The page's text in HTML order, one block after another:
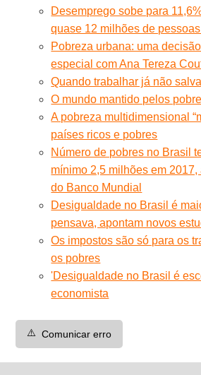
Desemprego sobe para
quase 12 milhões de
Pobreza urbana: uma
especial com Ana Tereza
Quando trabalhar já não
O mundo mantido pelos
A pobreza multidimensional
países ricos e pobres
Número de pobres no Brasil
mínimo 2,5 milhões em
do Banco Mundial
Desigualdade no Brasil é
pensava, apontam novos
Os impostos são só para os
os pobres
'Desigualdade no Brasil é
economista
⚠️ Comunicar erro